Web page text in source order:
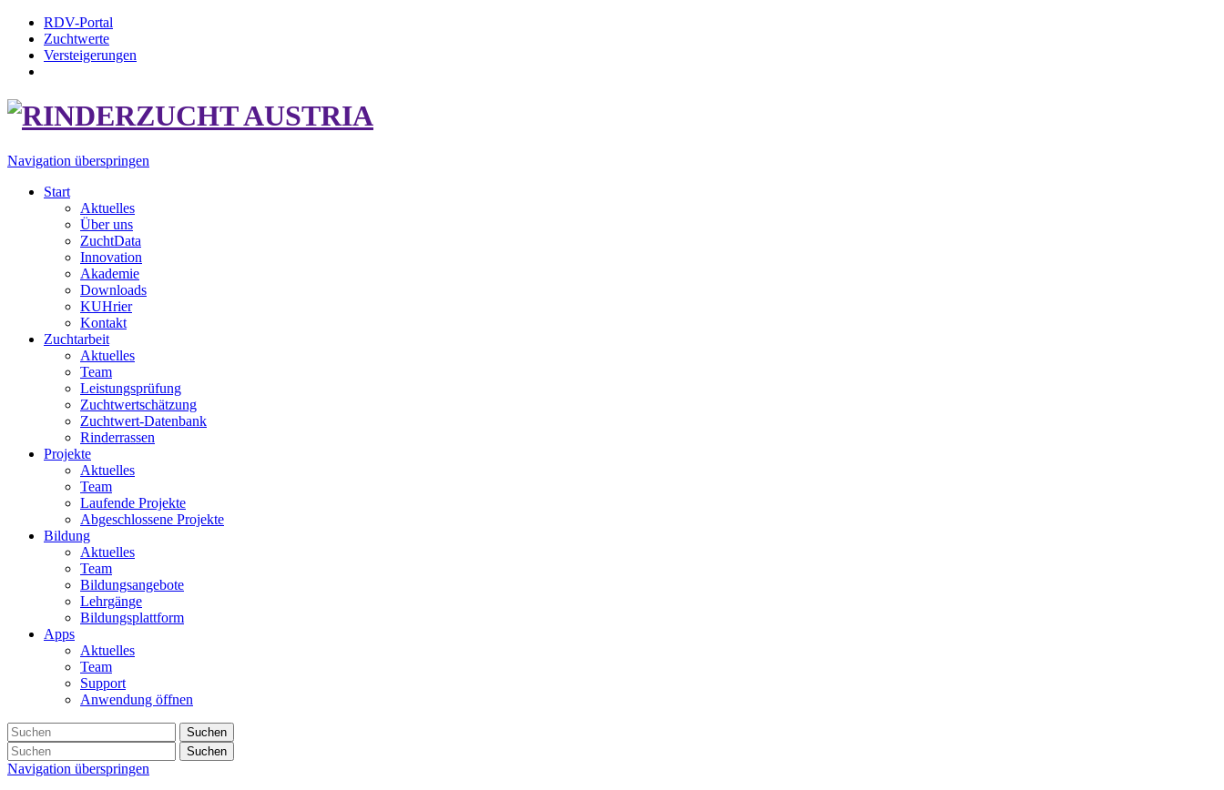
RDV-Portal
Zuchtwerte
Versteigerungen
Navigation überspringen
Start
Aktuelles
Über uns
ZuchtData
Innovation
Akademie
Downloads
KUHrier
Kontakt
Zuchtarbeit
Aktuelles
Team
Leistungsprüfung
Zuchtwertschätzung
Zuchtwert-Datenbank
Rinderrassen
Projekte
Aktuelles
Team
Laufende Projekte
Abgeschlossene Projekte
Bildung
Aktuelles
Team
Bildungsangebote
Lehrgänge
Bildungsplattform
Apps
Aktuelles
Team
Support
Anwendung öffnen
Suchen
Suchen
Navigation überspringen